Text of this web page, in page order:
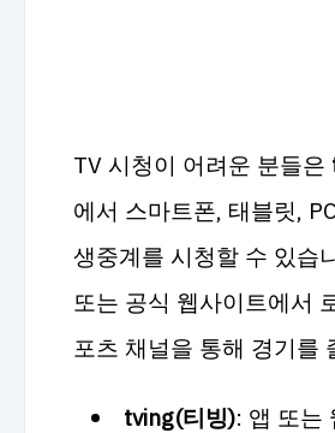
TV 시청이 어려운 분들은
에서 스마트폰, 태블릿,
생중계를 시청할 수 있습
또는 공식 웹사이트에서
포츠 채널을 통해 경기를
tving(티빙): 앱 또는